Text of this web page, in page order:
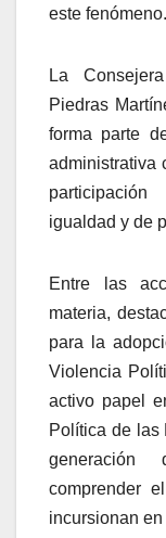
este fenómeno.
La
Piedras
forma parte
administrativa
igualdad y de
Entre las
materia,
para la
Violencia
activo papel
Política de las
generación
comprender
incursionan